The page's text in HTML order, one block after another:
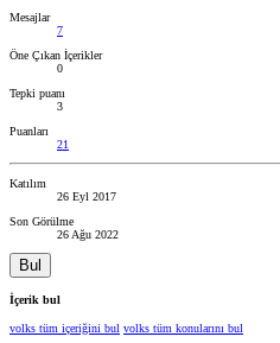
Mesajlar
7
Öne Çıkan İçerikler
0
Tepki puanı
3
Puanları
21
Katılım
26 Eyl 2017
Son Görülme
26 Ağu 2022
Bul
İçerik bul
volks tüm içeriğini bul volks tüm konularını bul